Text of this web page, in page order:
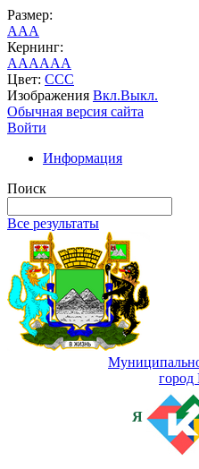
Размер:
AAA
Кернинг:
AAAAAA
Цвет: CCC
Изображения Вкл.Выкл.
Обычная версия сайта
Войти
Информация
Поиск
Все результаты
город
Я